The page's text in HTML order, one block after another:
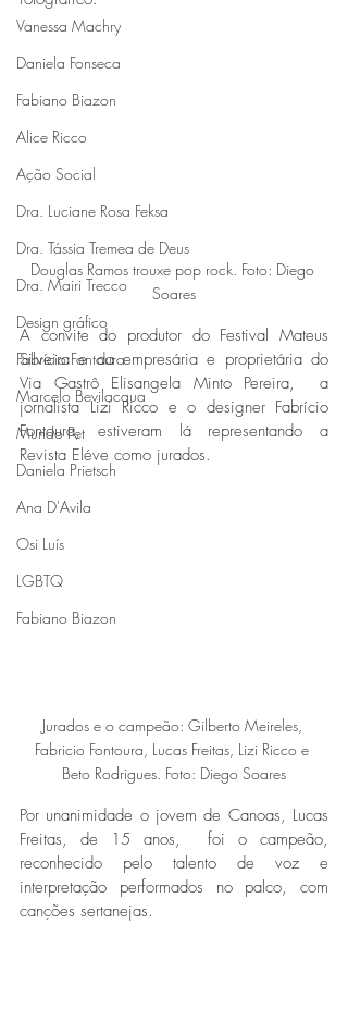
Vanessa Machry
Daniela Fonseca
Fabiano Biazon
Alice Ricco
Ação Social
Dra. Luciane Rosa Feksa
Dra. Tássia Tremea de Deus
Dra. Mairi Trecco
Design gráfico
Fabrício Fontoura
Marcelo Bevilacqua
Mundo Pet
Daniela Prietsch
Ana D'Avila
Osi Luís
LGBTQ
Fabiano Biazon
Douglas Ramos trouxe pop rock. Foto: Diego
Soares
A convite do produtor do Festival Mateus
Silveira e da empresária e proprietária do
Via Gastrô Elisangela Minto Pereira,  a
jornalista Lizi Ricco e o designer Fabrício
Fontoura, estiveram lá representando a
Revista Eléve como jurados.
Jurados e o campeão: Gilberto Meireles,
Fabricio Fontoura, Lucas Freitas, Lizi Ricco e
Beto Rodrigues. Foto: Diego Soares
Por unanimidade o jovem de Canoas, Lucas
Freitas, de 15 anos,  foi o campeão,
reconhecido pelo talento de voz e
interpretação performados no palco, com
canções sertanejas.